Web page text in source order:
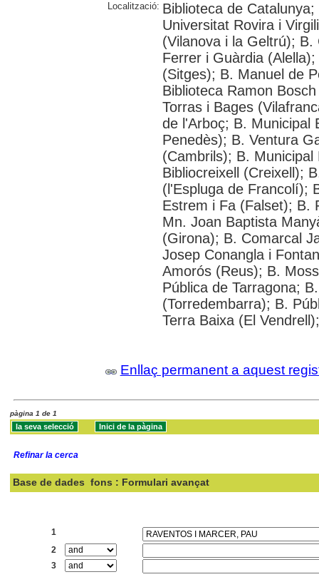
Localització: Biblioteca de
Universitat Rovira i
(Vilanova i la Geltrú);
Ferrer i Guàrdia
(Sitges); B. Manuel de
Biblioteca Ramon
Torras i Bages
de l'Arboç; B. Municipal
Penedès); B. Ventura
(Cambrils); B.
Bibliocreixell (Creixell);
(l'Espluga de Francolí);
Estrem i Fa (Falset); B.
Mn. Joan Baptista
(Girona); B. Comarcal
Josep Conangla i
Amorós (Reus); B.
Pública de Tarragona;
(Torredembarra); B.
Terra Baixa (El
Enllaç permanent a aquest
pàgina 1 de 1
Refinar la cerca
Base de dades fons : Formulari avançat
1
2
3